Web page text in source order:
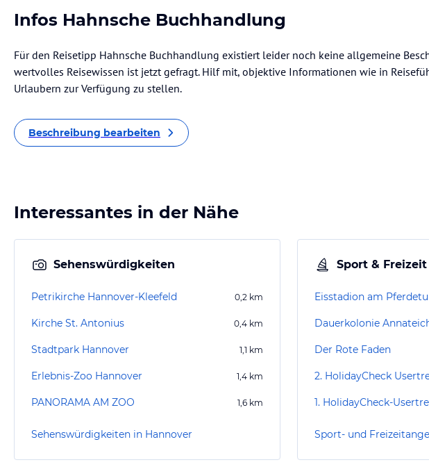
Infos Hahnsche Buchhandlung
Für den Reisetipp Hahnsche Buchhandlung existiert leider noch keine allgemeine
wertvolles Reisewissen ist jetzt gefragt. Hilf mit, objektive Informationen wie in
Urlaubern zur Verfügung zu stellen.
Beschreibung bearbeiten
Interessantes in der Nähe
Sehenswürdigkeiten
Petrikirche Hannover-Kleefeld 0,2 km
Kirche St. Antonius 0,4 km
Stadtpark Hannover 1,1 km
Erlebnis-Zoo Hannover 1,4 km
PANORAMA AM ZOO 1,6 km
Sehenswürdigkeiten in Hannover
Sport & Freizeit
Eisstadion am
Dauerkolonie
Der Rote Faden
2. HolidayCheck
1. HolidayCheck-
Sport- und